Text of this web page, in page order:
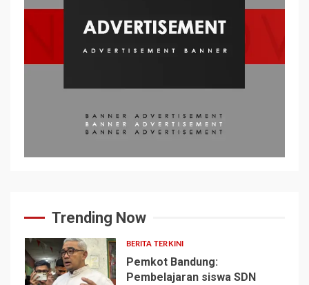
Trending Now
BERITA TERKINI
Pemkot Bandung:
Pembelajaran siswa SDN